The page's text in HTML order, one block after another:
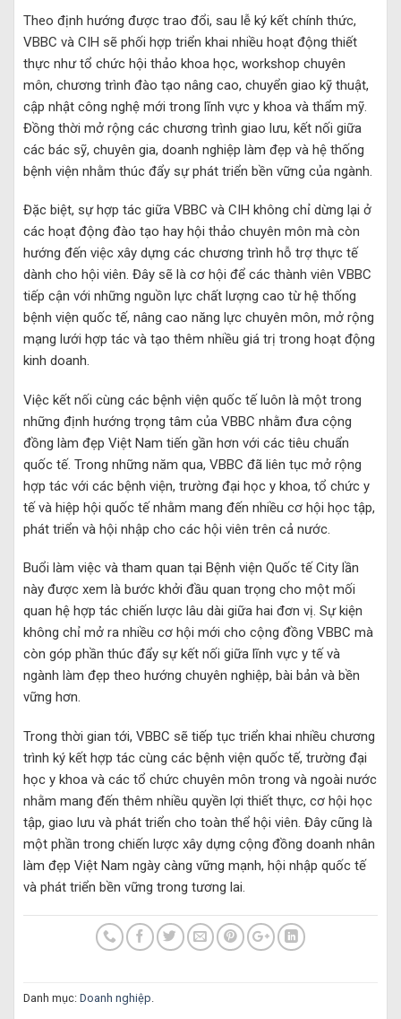
Theo định hướng được trao đổi, sau lễ ký kết chính thức,
VBBC và CIH sẽ phối hợp triển khai nhiều hoạt động thiết
thực như tổ chức hội thảo khoa học, workshop chuyên
môn, chương trình đào tạo nâng cao, chuyển giao kỹ thuật,
cập nhật công nghệ mới trong lĩnh vực y khoa và thẩm mỹ.
Đồng thời mở rộng các chương trình giao lưu, kết nối giữa
các bác sỹ, chuyên gia, doanh nghiệp làm đẹp và hệ thống
bệnh viện nhằm thúc đẩy sự phát triển bền vững của ngành.
Đặc biệt, sự hợp tác giữa VBBC và CIH không chỉ dừng lại ở
các hoạt động đào tạo hay hội thảo chuyên môn mà còn
hướng đến việc xây dựng các chương trình hỗ trợ thực tế
dành cho hội viên. Đây sẽ là cơ hội để các thành viên VBBC
tiếp cận với những nguồn lực chất lượng cao từ hệ thống
bệnh viện quốc tế, nâng cao năng lực chuyên môn, mở rộng
mạng lưới hợp tác và tạo thêm nhiều giá trị trong hoạt động
kinh doanh.
Việc kết nối cùng các bệnh viện quốc tế luôn là một trong
những định hướng trọng tâm của VBBC nhằm đưa cộng
đồng làm đẹp Việt Nam tiến gần hơn với các tiêu chuẩn
quốc tế. Trong những năm qua, VBBC đã liên tục mở rộng
hợp tác với các bệnh viện, trường đại học y khoa, tổ chức y
tế và hiệp hội quốc tế nhằm mang đến nhiều cơ hội học tập,
phát triển và hội nhập cho các hội viên trên cả nước.
Buổi làm việc và tham quan tại Bệnh viện Quốc tế City lần
này được xem là bước khởi đầu quan trọng cho một mối
quan hệ hợp tác chiến lược lâu dài giữa hai đơn vị. Sự kiện
không chỉ mở ra nhiều cơ hội mới cho cộng đồng VBBC mà
còn góp phần thúc đẩy sự kết nối giữa lĩnh vực y tế và
ngành làm đẹp theo hướng chuyên nghiệp, bài bản và bền
vững hơn.
Trong thời gian tới, VBBC sẽ tiếp tục triển khai nhiều chương
trình ký kết hợp tác cùng các bệnh viện quốc tế, trường đại
học y khoa và các tổ chức chuyên môn trong và ngoài nước
nhằm mang đến thêm nhiều quyền lợi thiết thực, cơ hội học
tập, giao lưu và phát triển cho toàn thể hội viên. Đây cũng là
một phần trong chiến lược xây dựng cộng đồng doanh nhân
làm đẹp Việt Nam ngày càng vững mạnh, hội nhập quốc tế
và phát triển bền vững trong tương lai.
Danh mục: Doanh nghiệp